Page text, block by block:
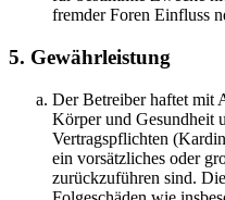
fremder Foren Einfluss
5. Gewährleistung
Der Betreiber haftet mit
Körper und Gesundheit
Vertragspflichten
ein vorsätzliches oder
zurückzuführen sind.